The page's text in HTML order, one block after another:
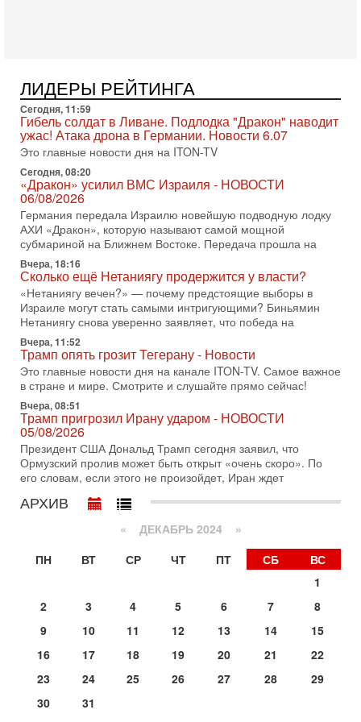
хочет эскалации, но КСИР готовит взрыв!
В эфире телеканала ITON-TV СЕРГЕЙ МИГДАЛЬ, эксперт
по вопросам безопасности, офицер запаса
Международного управления полиции Израиля, автор
31-07-2026, 09:02
Битва за разоружение ХАМАСа - НОВОСТИ
31/07/2026
Сегодня президент США Дональд Трамп заявил о
достижении исторического соглашения о полном
разоружении ХАМАСа и других вооруженных группировок в
30-07-2026, 17:59
Иран доведет Трампа до крайних мер? Разбор и
оценка от военного обозревателя Давида Шарпа
Ситуация вокруг противостояния Ирана и США накаляется
с каждым днем. Почему Трамп в самый последний момент
отменил решение о нанесении тяжелых ударов
30-07-2026, 16:54
Покупатель авиакомпании «Аркия» намерен
запретить полеты по субботам!
Вокруг возможной продажи авиакомпании «Аркия»
разгорается громкий конфликт.
30-07-2026, 08:16
Трамп готовит удар по Ирану - НОВОСТИ 30/07/2026
Президент США Дональд Трамп сегодня рассматривает
возможность масштабной военной операции против Ирана
после ракетной атаки на американскую базу в
29-07-2026, 18:28
Трамп взбешен атакой на базы! Иран играет с огнем.
Израиль меняет курс
В эфире телеканала ITON-TV политолог Цви Маген,
дипломат, в прошлом - старший офицер военной разведки
29-07-2026, 15:31
Иран готовит наземное вторжение. Израиль
повышает готовность. Развязка все ближе!
ЦАХАЛа в отставке, писатель, журналист, военный историк.
Ведет программу Александр Гур-Арье.
29-07-2026, 11:48
Соцработники выходит на "тропу войны" с местными
ЛИДЕРЫ РЕЙТИНГА
Сегодня, 11:59
Гибель солдат в Ливане. Подлодка "Дракон" наводит
ужас! Атака дрона в Германии. Новости 6.07
Это главные новости дня на ITON-TV
Сегодня, 08:20
«Дракон» усилил ВМС Израиля - НОВОСТИ
06/08/2026
Германия передала Израилю новейшую подводную лодку
АХИ «Дракон», которую называют самой мощной
субмариной на Ближнем Востоке. Передача прошла на
Вчера, 18:16
Сколько ещё Нетаниягу продержится у власти?
«Нетаниягу вечен?» — почему предстоящие выборы в
Израиле могут стать самыми интригующими? Биньямин
Нетаниягу снова уверенно заявляет, что победа на
Вчера, 11:52
Трамп опять грозит Тегерану - Новости
Это главные новости дня на канале ITON-TV. Самое важное
в стране и мире. Смотрите и слушайте прямо сейчас!
Вчера, 08:51
Трамп пригрозил Ирану ударом - НОВОСТИ
05/08/2026
Президент США Дональд Трамп сегодня заявил, что
Ормузский пролив может быть открыт «очень скоро». По
его словам, если этого не произойдет, Иран ждет
АРХИВ
« ДЕКАБРЬ 2024 »
ПН
ВТ СР ЧТ ПТ СБ
ВС
1
2
3 4 5 6 7
8
9
10 11 12 13 14
15
16
17 18 19 20 21
22
23
24 25 26 27 28
29
30
31